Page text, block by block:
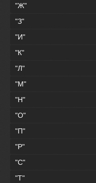
"Ж"
"З"
"И"
"К"
"Л"
"М"
"Н"
"О"
"П"
"Р"
"С"
"Т"